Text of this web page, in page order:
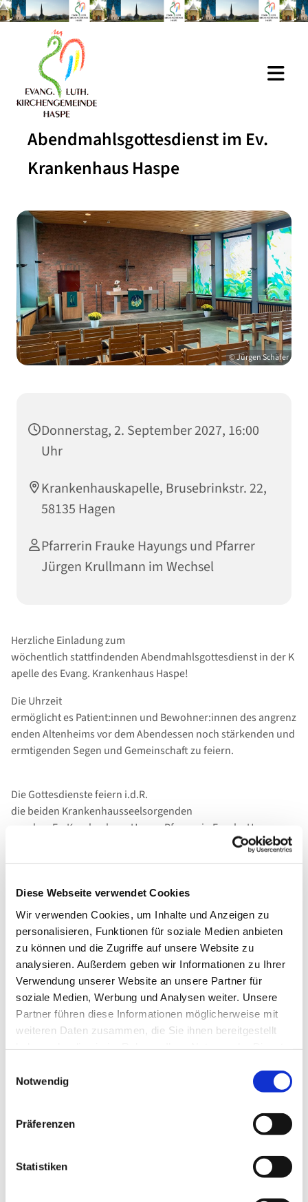
Diese Webseite verwendet Cookies
Wir verwenden Cookies, um Inhalte und Anzeigen zu
personalisieren, Funktionen für soziale Medien anbieten
zu können und die Zugriffe auf unsere Website zu
analysieren. Außerdem geben wir Informationen zu Ihrer
Verwendung unserer Website an unsere Partner für
soziale Medien, Werbung und Analysen weiter. Unsere
Partner führen diese Informationen möglicherweise mit
weiteren Daten zusammen, die Sie ihnen bereitgestellt
Notwendig
Präferenzen
Statistiken
Abendmahlsgottesdienst im Ev.
Krankenhaus Haspe
© Jürgen Schäfer
Donnerstag, 2. September 2027, 16:00
Uhr
Krankenhauskapelle, Brusebrinkstr. 22,
58135 Hagen
Pfarrerin Frauke Hayungs und Pfarrer
Jürgen Krullmann im Wechsel
Herzliche Einladung zum
wöchentlich stattfindenden Abendmahlsgottesdienst in der K
apelle des Evang. Krankenhaus Haspe!
Die Uhrzeit
ermöglicht es Patient:innen und Bewohner:innen des angrenz
enden Altenheims vor dem Abendessen noch stärkenden und
ermtigenden Segen und Gemeinschaft zu feiern.
Die Gottesdienste feiern i.d.R.
die beiden Krankenhausseelsorgenden
aus dem Ev. Krankenhaus Haspe, Pfrarrerin Frauke Hayungs
und dem Allgemeinen Krankenhaus Hagen, Pfarrer Jürgen
Krullmann, mit Ihnen.
Wie gewohnt findet auch eine Audio- und Video-
Übertragung in die Zimmer statt.